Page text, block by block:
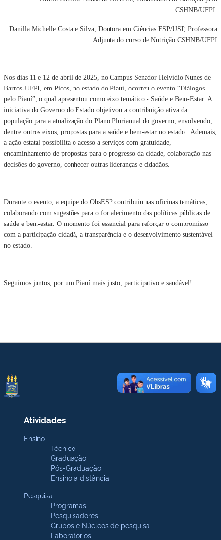
CSHNB/UFPI
Danilla Michelle Costa e Silva, Doutora em Ciências FSP/USP, Professora
Adjunta do curso de Nutrição CSHNB/UFPI
Nos dias 11 e 12 de abril de 2025, no Campus Senador Helvídio Nunes de
Barros-UFPI, em Picos, no estado do Piauí, ocorreu o evento “Diálogos
pelo Piauí”, o qual apresentou como eixo temático - Saúde e Bem-Estar. A
iniciativa do Governo do Estado objetivou a contribuição ativa da
população para a atualização do Plano Plurianual do governo, envolvendo,
dentre outros eixos, propostas para a saúde e bem-estar no estado. Ademais,
a ação estatal possibilita o acesso a serviços com gratuidade,
encaminhamento de propostas para o progresso da cidade, colaboração nas
decisões do governo, conhecer outras lideranças e cidadãos.
Durante o evento, a equipe do ObsESP contribuiu nas oficinas temáticas,
colaborando com sugestões para o fortalecimento das políticas públicas de
saúde e bem-estar. O momento foi essencial para reforçar o compromisso
com a participação cidadã, a transparência e o desenvolvimento sustentável
no estado.
Seguimos juntos, por um Piauí mais justo, participativo e saudável!
Atividades
Ensino
Técnico
Graduação
Pós-Graduação
Ensino a distância
Pesquisa
Programas
Pesquisadores
Grupos e Núcleos de pesquisa
Laboratórios